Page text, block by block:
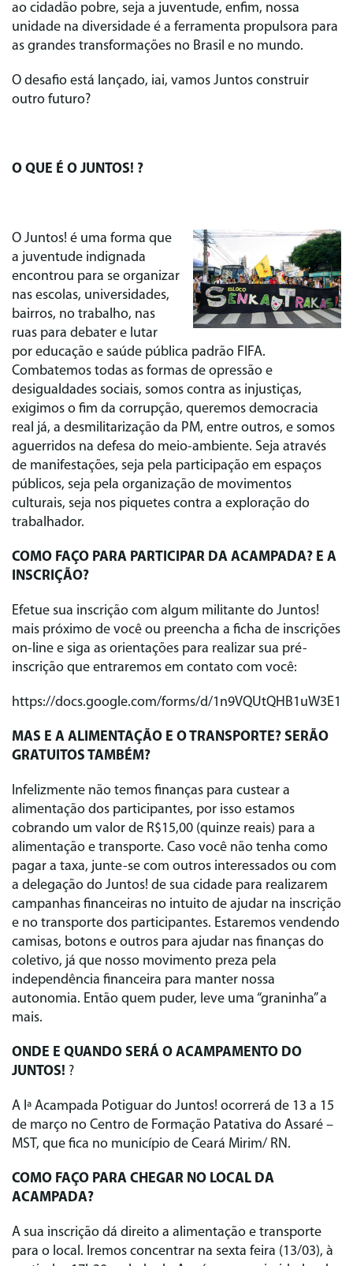
ao cidadão pobre, seja a juventude, enfim, nossa
unidade na diversidade é a ferramenta propulsora para
as grandes transformações no Brasil e no mundo.
O desafio está lançado, iai, vamos Juntos construir
outro futuro?
O QUE É O JUNTOS! ?
O Juntos! é uma forma que
a juventude indignada
encontrou para se organizar
nas escolas, universidades,
bairros, no trabalho, nas
ruas para debater e lutar
por educação e saúde pública padrão FIFA.
Combatemos todas as formas de opressão e
desigualdades sociais, somos contra as injustiças,
exigimos o fim da corrupção, queremos democracia
real já, a desmilitarização da PM, entre outros, e somos
aguerridos na defesa do meio-ambiente. Seja através
de manifestações, seja pela participação em espaços
públicos, seja pela organização de movimentos
culturais, seja nos piquetes contra a exploração do
trabalhador.
COMO FAÇO PARA PARTICIPAR DA ACAMPADA? E A
INSCRIÇÃO?
Efetue sua inscrição com algum militante do Juntos!
mais próximo de você ou preencha a ficha de inscrições
on-line e siga as orientações para realizar sua pré-
inscrição que entraremos em contato com você:
https://docs.google.com/forms/d/
MAS E A ALIMENTAÇÃO E O TRANSPORTE? SERÃO
GRATUITOS TAMBÉM?
Infelizmente não temos finanças para custear a
alimentação dos participantes, por isso estamos
cobrando um valor de R$15,00 (quinze reais) para a
alimentação e transporte. Caso você não tenha como
pagar a taxa, junte-se com outros interessados ou com
a delegação do Juntos! de sua cidade para realizarem
campanhas financeiras no intuito de ajudar na inscrição
e no transporte dos participantes. Estaremos vendendo
camisas, botons e outros para ajudar nas finanças do
coletivo, já que nosso movimento preza pela
independência financeira para manter nossa
autonomia. Então quem puder, leve uma “graninha” a
mais.
ONDE E QUANDO SERÁ O ACAMPAMENTO DO
JUNTOS! ?
A Iª Acampada Potiguar do Juntos! ocorrerá de 13 a 15
de março no Centro de Formação Patativa do Assaré –
MST, que fica no município de Ceará Mirim/ RN.
COMO FAÇO PARA CHEGAR NO LOCAL DA
ACAMPADA?
A sua inscrição dá direito a alimentação e transporte
para o local. Iremos concentrar na sexta feira (13/03), à